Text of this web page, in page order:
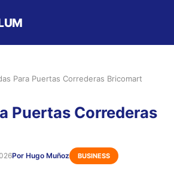
Para Puertas Correderas Bricomart
Puertas Correderas
Por Hugo Muñoz BUSINESS